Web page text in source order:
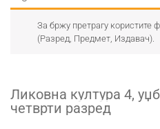
За бржу претрагу користите
(Разред, Предмет, Издавач).
Ликовна култура 4,
четврти разред